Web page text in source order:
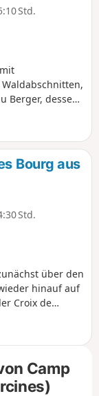
Std.
Berger, dessen
da einige
in der
Bourg aus
Std.
über den
hinauf auf
Croix de
von den
Camp